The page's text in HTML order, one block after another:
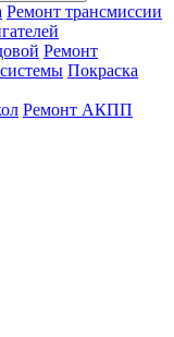
Ремонт трансмиссии
Ремонт
Покраска
Ремонт АКПП